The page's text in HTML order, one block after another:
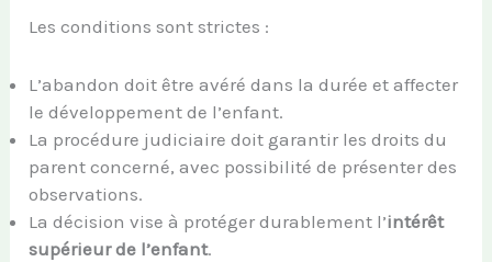
Les conditions sont strictes :
L’abandon doit être avéré dans la durée et affecter
le développement de l’enfant.
La procédure judiciaire doit garantir les droits du
parent concerné, avec possibilité de présenter des
observations.
La décision vise à protéger durablement l’intérêt
supérieur de l’enfant.